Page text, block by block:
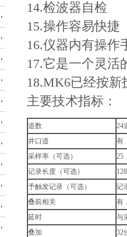
14.检波器自检
15.操作容易快捷
16.仪器内有操作
17.它是一个灵活
18.MK6已经按新
主要技术指标：
道数
24
井口道
有
采样率（可选）
25
记录长度（可选）
予触发记录（可选）
记
叠前相关
有
延时
与
叠加
32